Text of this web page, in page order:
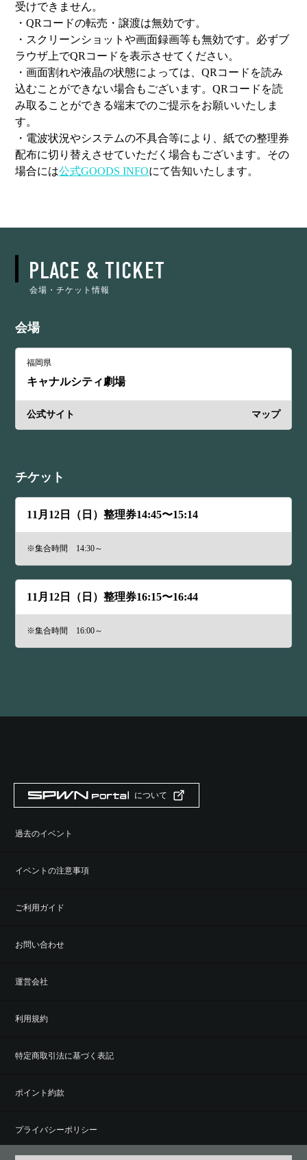
受けできません。
・QRコードの転売・譲渡は無効です。
・スクリーンショットや画面録画等も無効です。必ずブ
ラウザ上でQRコードを表示させてください。
・画面割れや液晶の状態によっては、QRコードを読み
込むことができない場合もございます。QRコードを読
み取ることができる端末でのご提示をお願いいたしま
す。
・電波状況やシステムの不具合等により、紙での整理券
配布に切り替えさせていただく場合もございます。その
場合には公式GOODS INFOにて告知いたします。
PLACE & TICKET
会場・チケット情報
会場
福岡県
キャナルシティ劇場
公式サイト マップ
チケット
11月12日（日）整理券14:45〜15:14
※集合時間 14:30～
11月12日（日）整理券16:15〜16:44
※集合時間 16:00～
について
過去のイベント
イベントの注意事項
ご利用ガイド
お問い合わせ
運営会社
利用規約
特定商取引法に基づく表記
ポイント約款
プライバシーポリシー